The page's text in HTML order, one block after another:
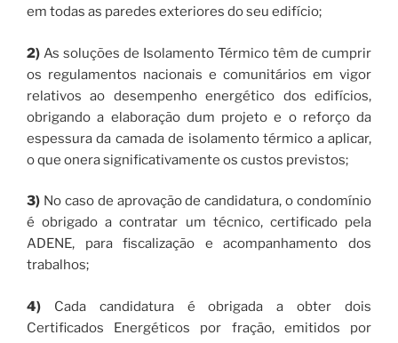
em todas as paredes exteriores do seu edifício;
2) As soluções de Isolamento Térmico têm de cumprir
os regulamentos nacionais e comunitários em vigor
relativos ao desempenho energético dos edifícios,
obrigando a elaboração dum projeto e o reforço da
espessura da camada de isolamento térmico a aplicar,
o que onera significativamente os custos previstos;
3) No caso de aprovação de candidatura, o condomínio
é obrigado a contratar um técnico, certificado pela
ADENE, para fiscalização e acompanhamento dos
trabalhos;
4) Cada candidatura é obrigada a obter dois
Certificados Energéticos por fração, emitidos por